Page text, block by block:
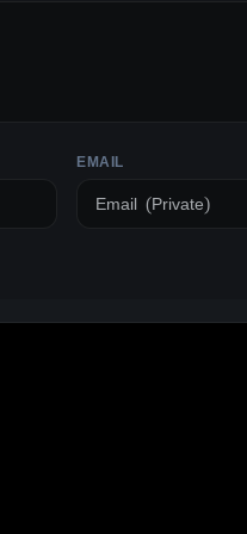
EMAIL